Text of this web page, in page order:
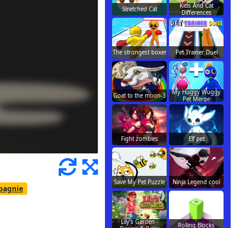
Stretched Cat
Kids And Cat
Differences
The strongest boxer Pet Trainer Duel
Goat to the moon-3
My Huggy Wuggy
Pet Merge
Fight zombies Elf pet
Save My Pet Puzzle Ninja Legend cool
Lily’s Garden -
Rolling Blocks